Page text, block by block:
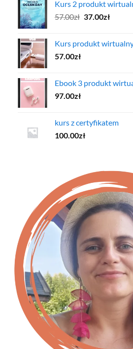
Kurs 2 produkt
57.00zł Pierwotna
57.00zł.
37.00zł
37.00zł.
Kurs produkt
57.00zł
Ebook 3 produkt
97.00zł
kurs z certyfikatem
100.00zł